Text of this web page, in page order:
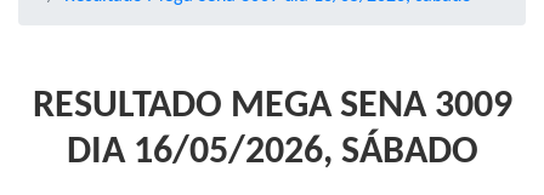
RESULTADO MEGA SENA 3009
DIA 16/05/2026, SÁBADO